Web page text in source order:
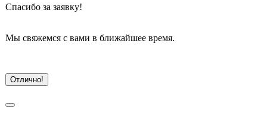
Спасибо за заявку!
Мы свяжемся с вами в ближайшее время.
Отлично!